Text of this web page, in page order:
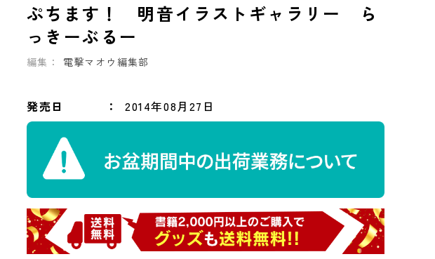
ぷちます！ 明音イラストギャラリー ら
っきーぶるー
編集： 電撃マオウ編集部
発売日 2014年08月27日